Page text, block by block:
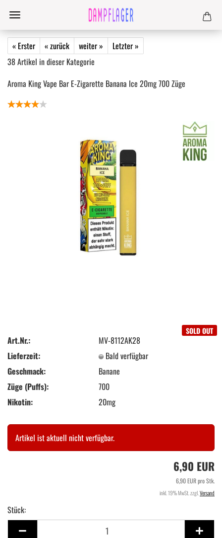
« Erster « zurück weiter »
Letzter »
38Artikel in dieser Kategorie
Aroma King Vape Bar E-Zigarette Banana Ice 20mg 700 Züge
SOLD OUT
Art.Nr.:
MV-8112AK28
Lieferzeit:
Bald verfügbar
Geschmack:
Banane
Züge (Puffs):
700
Nikotin:
20mg
Artikel ist aktuell nicht verfügbar.
6,90 EUR
6,90 EUR pro Stk.
inkl. 19% MwSt. zzgl. Versand
Stück:
Stück